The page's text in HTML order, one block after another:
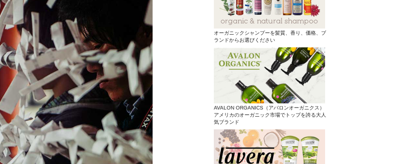
オーガニックシャンプーを髪質、香り、価格、ブ
ランドからお選びください
AVALON ORGANICS（アバロンオーガニクス）
アメリカのオーガニック市場でトップを誇る大人
気ブランド